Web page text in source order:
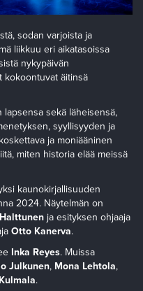
sodan varjoista ja
liikkuu eri aikatasoissa
nykypäivän
kokoontuvat äitinsä
lapsensa sekä läheisensä,
syyllisyyden ja
ja moniääninen
miten historia elää meissä
kaunokirjallisuuden
2024. Näytelmän on
ja esityksen ohjaaja
Otto Kanerva.
Inka Reyes. Muissa
Julkunen, Mona Lehtola,
.